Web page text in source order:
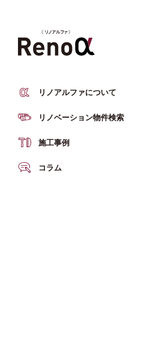
リノアルファについて
リノベーション物件検索
施工事例
コラム
仕入れ品質
施工品質
エリアから探す